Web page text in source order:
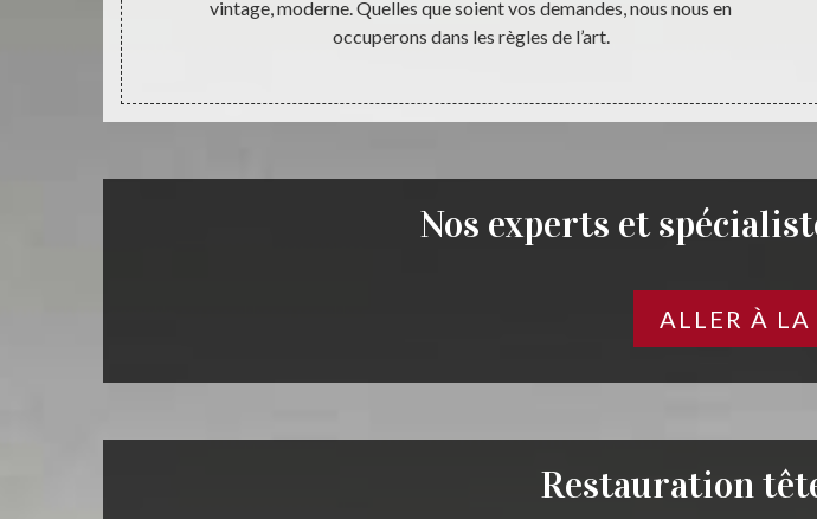
vintage, moderne. Quelles que soient vos demandes, nous nous en
occuperons dans les règles de l’art.
Nos experts et
ALLER À LA
Restauration